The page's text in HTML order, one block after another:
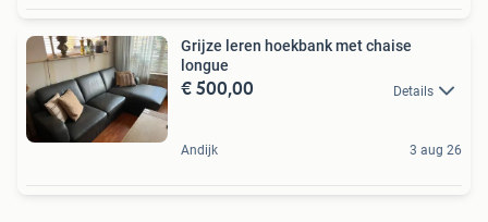
Grijze leren hoekbank met chaise
longue
€ 500,00 Details
Andijk 3 aug 26